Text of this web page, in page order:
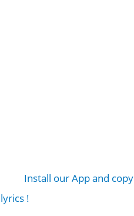
Install our App and copy
lyrics !